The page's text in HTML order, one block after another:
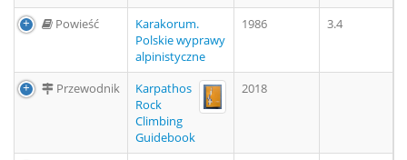
Powieść
Karakorum.
Polskie wyprawy
alpinistyczne
1986 3.4
Przewodnik
Karpathos
Rock
Climbing
Guidebook
2018